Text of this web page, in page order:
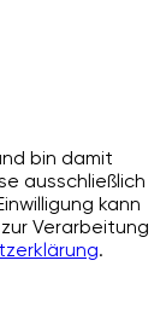
bin damit
ausschließlich
kann
Verarbeitung
.